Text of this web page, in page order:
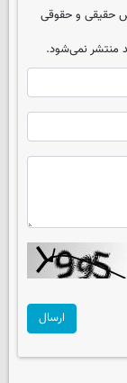
حقیقی و حقوقی
منتشر نمی‌شود.
ارسال